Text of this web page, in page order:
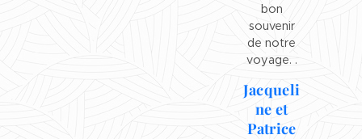
bon
souvenir
de notre
voyage. .
Jacqueli
ne et
Patrice